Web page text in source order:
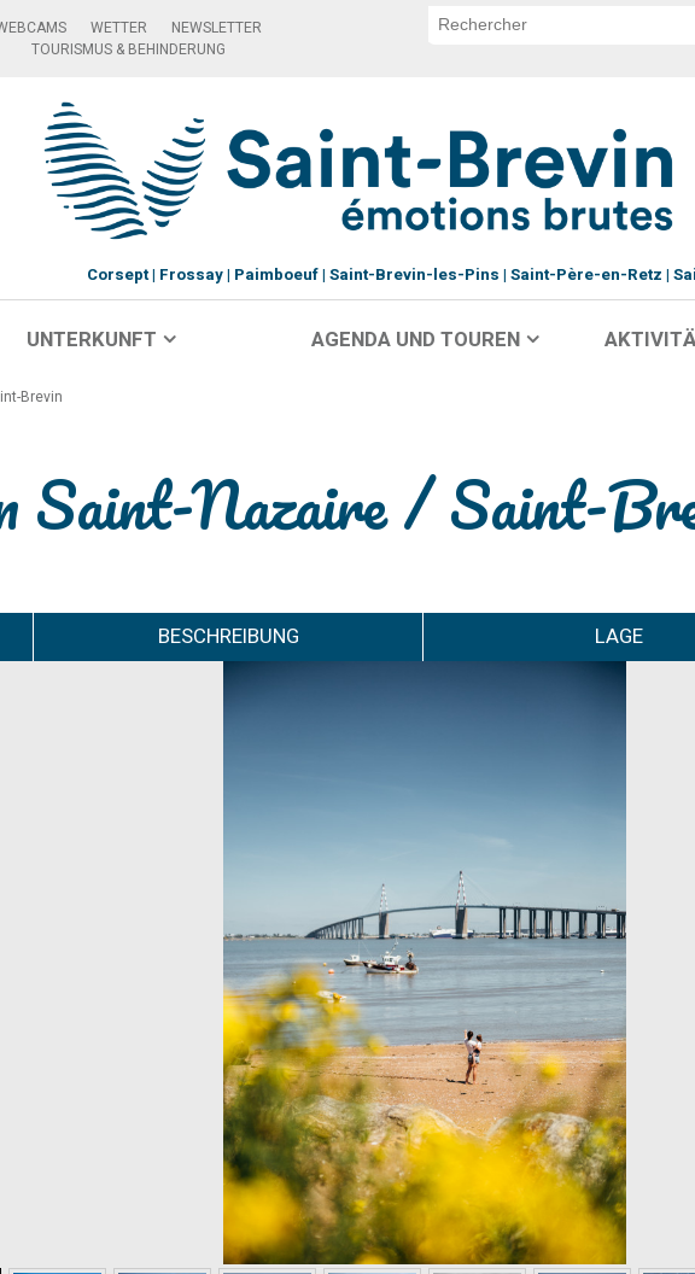
WETTER
NEWSLETTER
TOURISMUS & BEHINDERUNG
Corsept Frossay Paimboeuf Saint-Brevin-les-Pins Saint-Père-en-Retz
UNTERKUNFT AGENDA UND TOUREN
Brevin
Saint-Nazaire / Saint-
BESCHREIBUNG LAGE